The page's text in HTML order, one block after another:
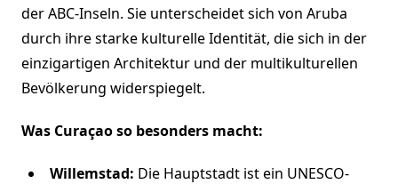
der ABC-Inseln. Sie unterscheidet sich von Aruba
durch ihre starke kulturelle Identität, die sich in der
einzigartigen Architektur und der multikulturellen
Bevölkerung widerspiegelt.
Was Curaçao so besonders macht:
Willemstad: Die Hauptstadt ist ein UNESCO-